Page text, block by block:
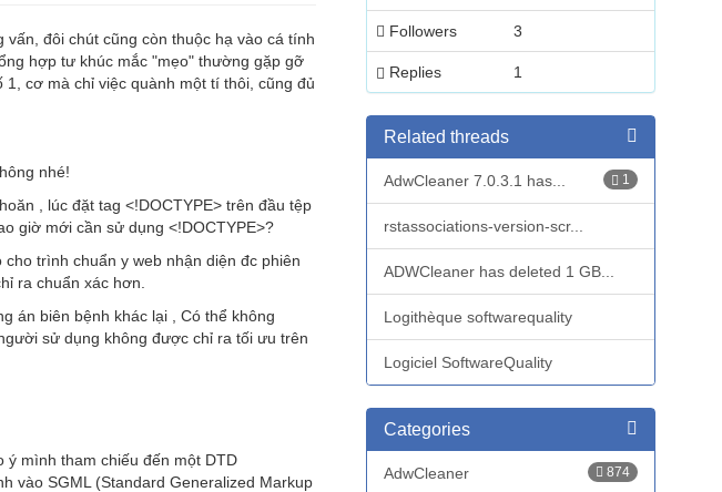
đôi chút cũng còn thuộc hạ vào cá tính
hợp tư khúc mắc "mẹo" thường gặp gỡ
cơ mà chỉ việc quành một tí thôi, cũng đủ
nhé!
, lúc đặt tag <!DOCTYPE> trên đầu tệp
giờ mới cần sử dụng <!DOCTYPE>?
trình chuẩn y web nhận diện đc phiên
ra chuẩn xác hơn.
án biên bệnh khác lại , Có thể không
sử dụng không được chỉ ra tối ưu trên
ý mình tham chiếu đến một DTD
vào SGML (Standard Generalized Markup
Followers 3
Replies 1
Related threads
1
AdwCleaner 7.0.3.1 has...
rstassociations-version-scr...
ADWCleaner has deleted 1 GB...
Logithèque softwarequality
Logiciel SoftwareQuality
Categories
874
AdwCleaner